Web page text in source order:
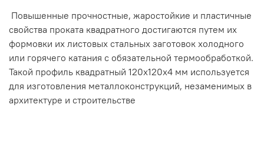
Повышенные прочностные, жаростойкие и пластичные
свойства проката квадратного достигаются путем их
формовки их листовых стальных заготовок холодного
или горячего катания с обязательной термообработкой.
Такой профиль квадратный 120х120х4 мм используется
для изготовления металлоконструкций, незаменимых в
архитектуре и строительстве